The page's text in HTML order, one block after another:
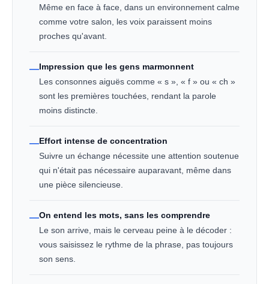
Même en face à face, dans un environnement calme
comme votre salon, les voix paraissent moins
proches qu'avant.
—Impression que les gens marmonnent
Les consonnes aiguës comme « s », « f » ou « ch »
sont les premières touchées, rendant la parole
moins distincte.
—Effort intense de concentration
Suivre un échange nécessite une attention soutenue
qui n'était pas nécessaire auparavant, même dans
une pièce silencieuse.
—On entend les mots, sans les comprendre
Le son arrive, mais le cerveau peine à le décoder :
vous saisissez le rythme de la phrase, pas toujours
son sens.